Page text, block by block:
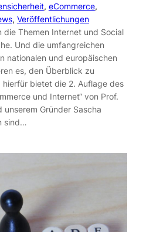
, eCommerce
, Veröffentlichungen
die Themen Internet und Social
Und die umfangreichen
nationalen und europäischen
es, den Überblick zu
hierfür bietet die 2. Auflage des
und Internet“ von Prof.
unserem Gründer Sascha
sind…